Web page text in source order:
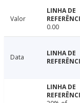
Valor
0.00
Data